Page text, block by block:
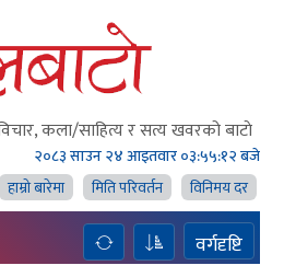
कला/साहित्य र सत्य खवरको बाटाे
२०८३ साउन २४ आइतवार०३:५५:१३ बजे
हाम्राे बारेमा
मिति परिवर्तन विनिमय दर
वर्गदृष्टि